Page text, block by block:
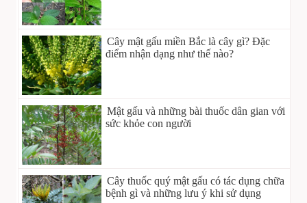
Cây mật gấu miền Bắc là cây gì? Đặc
điểm nhận dạng như thế nào?
Mật gấu và những bài thuốc dân gian với
sức khỏe con người
Cây thuốc quý mật gấu có tác dụng chữa
bệnh gì và những lưu ý khi sử dụng